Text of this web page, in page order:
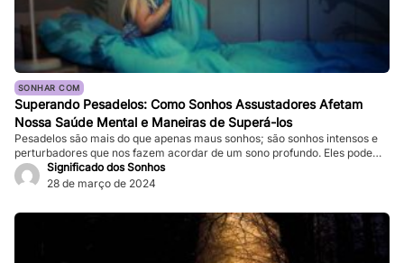
SONHAR COM
Superando Pesadelos: Como Sonhos Assustadores Afetam
Nossa Saúde Mental e Maneiras de Superá-los
Pesadelos são mais do que apenas maus sonhos; são sonhos intensos e
perturbadores que nos fazem acordar de um sono profundo. Eles podem
ser tão vívidos e assustadores que fazem nosso coração bater forte, e a
sensação de medo persiste mesmo depois de acordarmos. Enquanto
impactar significativamente nossa […]
Significado dos Sonhos
28 de março de 2024